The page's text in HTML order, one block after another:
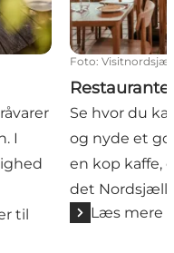
I
til
Foto:
Se hvor du
og nyde et
en kop kaffe,
det
Læs mere